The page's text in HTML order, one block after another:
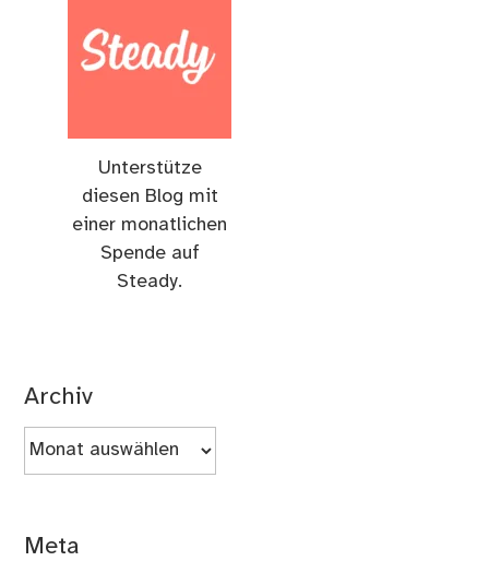
Unterstütze
diesen Blog mit
einer monatlichen
Spende auf
Steady.
Archiv
Archiv
Meta